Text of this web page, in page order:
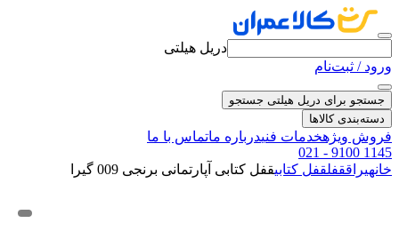
دریل هیلتی
ورود / ثبت‌نام
جستجو برای دریل هیلتی جستجو
دسته‌بندی کالاها
فروش ویژهخدمات فنیدرباره ماتماس با ما
021 - 9100 1145
خانهیراققفلقفل کتابیقفل کتابی آپارتمانی برنجی 009 گیرا